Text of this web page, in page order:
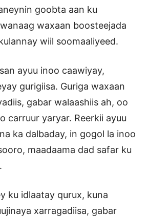
goobta aan ku
waxaan boosteejada
wiil soomaaliyeed.
ayuu inoo caawiyay,
gurigiisa. Guriga waxaan
gabar walaashiis ah, oo
carruur yaryar. Reerkii ayuu
ka dalbaday, in gogol la inoo
maadaama dad safar ku
ku idlaatay qurux, kuna
xarragadiisa, gabar